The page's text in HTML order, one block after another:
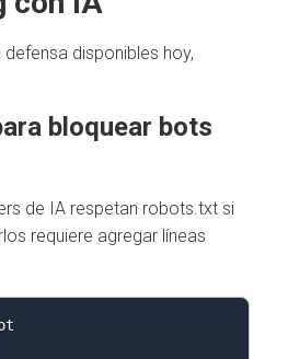
disponibles hoy,
bloquear bots
de IA respetan robots.txt si
requiere agregar líneas